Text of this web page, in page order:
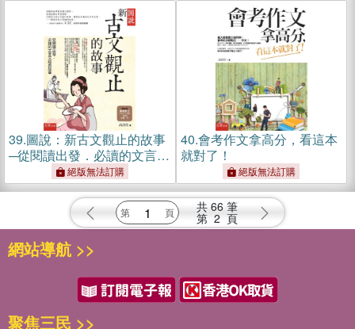
39.圖說：新古文觀止的故事
─從閱讀出發．必讀的文言文
經典故事 絕版無法訂購
40.會考作文拿高分，看這本
就對了！
絕版無法訂購
共 66 筆
第 2 頁
網站導航 >>
聚焦三民 >>